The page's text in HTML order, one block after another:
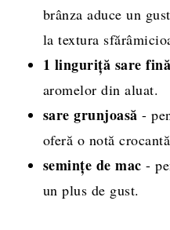
brânza aduce un
la textura
1 linguriță sare fină
aromelor din aluat.
sare grunjoasă -
oferă o notă
semințe de mac -
un plus de gust.